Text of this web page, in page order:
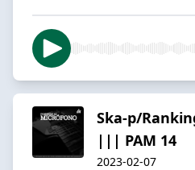
Ska-p/
||| PAM 14
2023-02-07